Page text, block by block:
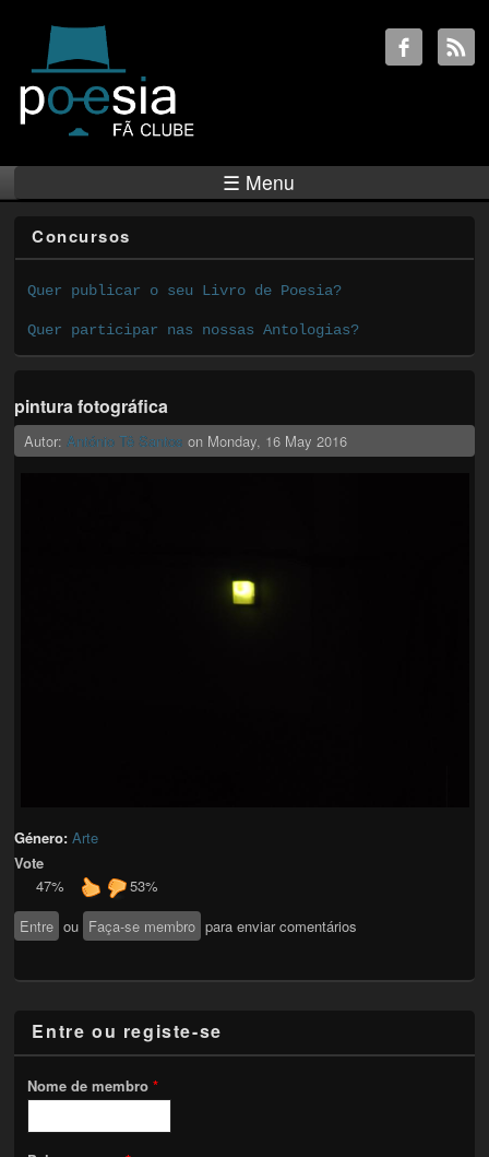
☰ Menu
Concursos
Quer publicar o seu Livro de Poesia?
Quer participar nas nossas Antologias?
pintura fotográfica
Autor:António Tê Santos on Monday, 16 May 2016
Género:Arte
Vote
47%
53%
Entre ou Faça-se membro para enviar comentários
Entre ou registe-se
Nome de membro*